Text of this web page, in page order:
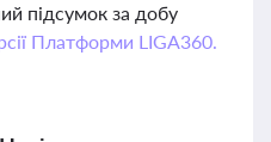
підсумок за добу
Платформи LIGA360.